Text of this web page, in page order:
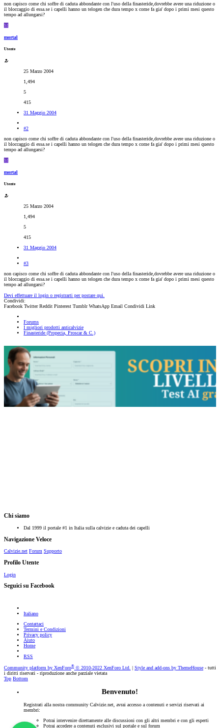
non capisco come chi soffre di caduta abbondante con l'uso della finasteride,dovrebbe avere una riduzione o
il bloccaggio di essa.se i capelli hanno un telogen che dura tempo x come fa gia' dopo i primi mesi questo
tempo ad allungarsi?
M
mortal
Utente
25 Marzo 2004
1,494
5
415
31 Maggio 2004
#2
non capisco come chi soffre di caduta abbondante con l'uso della finasteride,dovrebbe avere una riduzione o
il bloccaggio di essa.se i capelli hanno un telogen che dura tempo x come fa gia' dopo i primi mesi questo
tempo ad allungarsi?
M
mortal
Utente
25 Marzo 2004
1,494
5
415
31 Maggio 2004
#3
non capisco come chi soffre di caduta abbondante con l'uso della finasteride,dovrebbe avere una riduzione o
il bloccaggio di essa.se i capelli hanno un telogen che dura tempo x come fa gia' dopo i primi mesi questo
tempo ad allungarsi?
Devi effettuare il login o registrarti per postare qui.
Condividi:
Facebook Twitter Reddit Pinterest Tumblr WhatsApp Email Condividi Link
Forums
I migliori prodotti anticalvizie
Finasteride (Propecia, Proscar & C.)
Chi siamo
Dal 1999 il portale #1 in Italia sulla calvizie e caduta dei capelli
Navigazione Veloce
Calvizie.net Forum Supporto
Profilo Utente
Login
Seguici su Facebook
Italiano
Contattaci
Termini e Condizioni
Privacy policy
Aiuto
Home
RSS
Community platform by XenForo® © 2010-2022 XenForo Ltd. Style and add-ons by ThemeHouse - tutti
i diritti riservati - riproduzione anche parziale vietata
Top Bottom
Benvenuto!
Registrati alla nostra community Calvizie.net, avrai accesso a contenuti e servizi riservati ai
membri:
Potrai intervenire direttamente alle discussioni con gli altri membri e con gli esperti
Potrai accedere a contenuti esclusivi sul portale e sul forum